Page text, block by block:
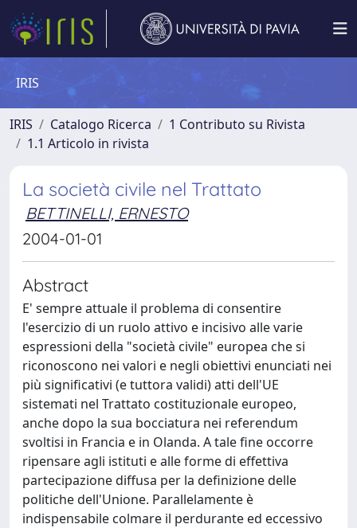
IRIS
IRIS Catalogo Ricerca
1 Contributo su Rivista
1.1 Articolo in rivista
La società civile nel Trattato
BETTINELLI, ERNESTO
2004-01-01
Abstract
E' sempre attuale il problema di consentire
l'esercizio di un ruolo attivo e incisivo alle varie
espressioni della "società civile" europea che si
riconoscono nei valori e negli obiettivi enunciati nei
più significativi (e tuttora validi) atti dell'UE
sistemati nel Trattato costituzionale europeo,
anche dopo la sua bocciatura nei referendum
svoltisi in Francia e in Olanda. A tale fine occorre
ripensare agli istituti e alle forme di effettiva
partecipazione diffusa per la definizione delle
politiche dell'Unione. Parallelamente è
indispensabile colmare il perdurante ed eccessivo